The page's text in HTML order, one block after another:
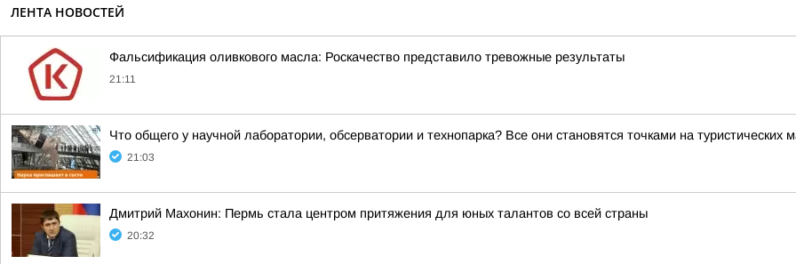
ЛЕНТА НОВОСТЕЙ
Фальсификация оливкового масла: Роскачество представило тревожные результаты
21:11
Что общего у научной лаборатории, обсерватории и технопарка? Все они становятся точками на туристических
21:03
Дмитрий Махонин: Пермь стала центром притяжения для юных талантов со всей страны
20:32